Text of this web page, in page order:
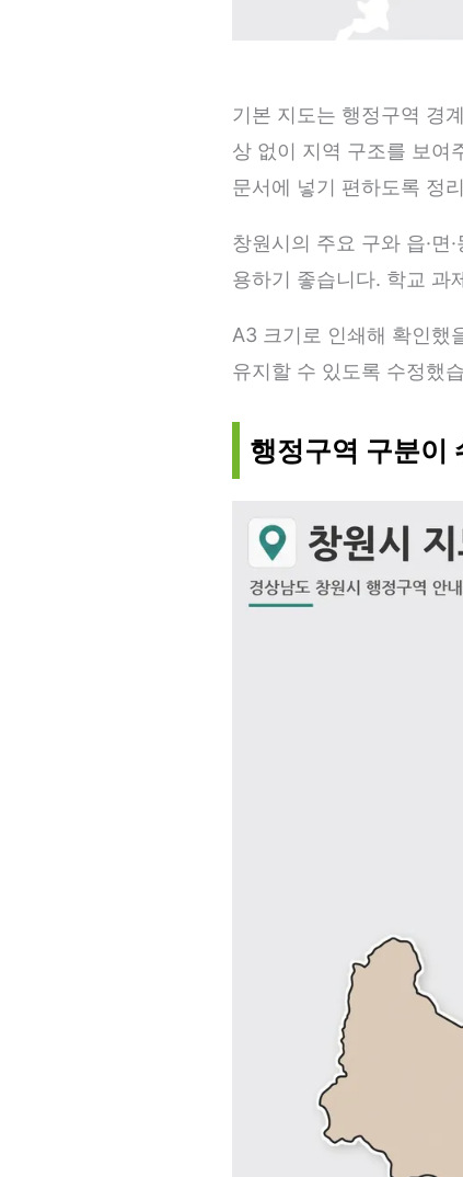
기본 지도는 행정구역 경
상 없이 지역 구조를 보여
문서에 넣기 편하도록 정
창원시의 주요 구와 읍·
용하기 좋습니다. 학교 과
A3 크기로 인쇄해 확인했
유지할 수 있도록 수정했
행정구역 구분이